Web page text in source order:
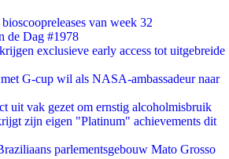
van week 32
de Dag #1978
exclusieve early access tot uitgebreide
G-cup wil als NASA-ambassadeur naar
uit vak gezet om ernstig alcoholmisbruik
zijn eigen "Platinum" achievements dit
parlementsgebouw Mato Grosso